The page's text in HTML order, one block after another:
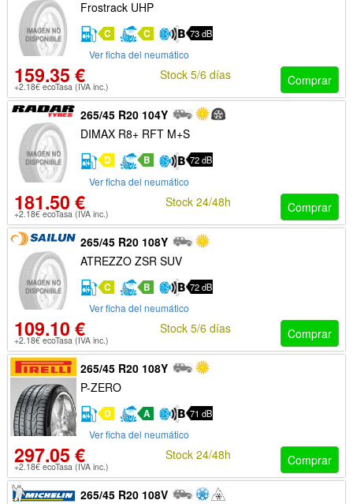
Frostrack UHP
C C 73 dB
Ver ficha del neumático
159.35 €
+2.18€ ecoTasa (IVA inc.) Comprar
Stock 5/6 días
265/45 R20 104Y
DIMAX R8+ RFT M+S
D B 72 dB
Ver ficha del neumático
181.50 €
+2.18€ ecoTasa (IVA inc.) Comprar
Stock 24/48h
265/45 R20 108Y
ATREZZO ZSR SUV
C B 72 dB
Ver ficha del neumático
109.10 €
+2.18€ ecoTasa (IVA inc.) Comprar
Stock 5/6 días
265/45 R20 108Y
P-ZERO
D A 71 dB
Ver ficha del neumático
297.05 €
+2.18€ ecoTasa (IVA inc.) Comprar
Stock 24/48h
265/45 R20 108V